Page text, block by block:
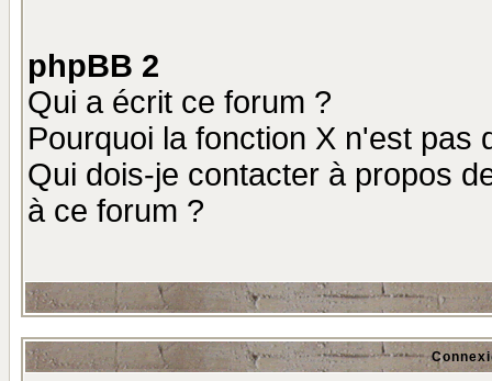
phpBB 2
Qui a écrit ce forum ?
Pourquoi la fonction X n'est pas
Qui dois-je contacter à propos
à ce forum ?